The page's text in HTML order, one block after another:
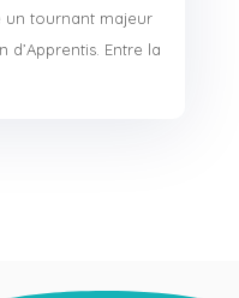
un tournant majeur
Entre la